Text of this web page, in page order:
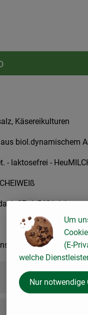
Käsereikulturen
biol.dynamischem
- laktosefrei -
27, A-5421 Adnet
1 Stunde bei
Um
(E-
welche
Nur notwendige